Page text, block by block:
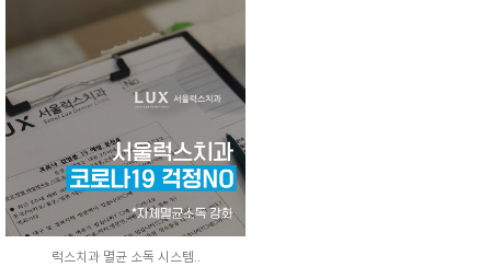
럭스치과 멸균 소독 시스템..